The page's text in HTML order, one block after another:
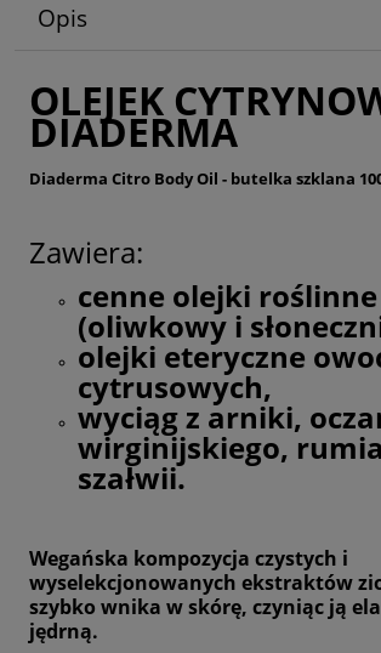
Opis
OLEJEK
DIADERMA
Diaderma Citro Body Oil - butelka szklana
Zawiera:
cenne olejki roślinne
(oliwkowy i
olejki eteryczne
cytrusowych,
wyciąg z arniki,
wirginijskiego,
szałwii.
Wegańska kompozycja czystych i
wyselekcjonowanych ekstraktów
szybko wnika w skórę, czyniąc ją
jędrną.